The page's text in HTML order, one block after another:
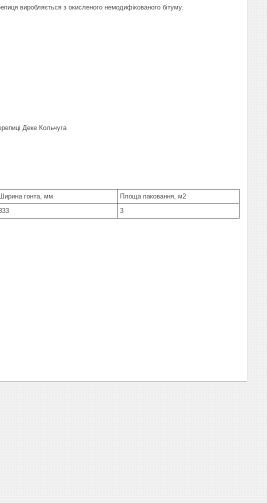
виробляється з окисленого немодифікованого бітуму.
Деке Кольчуга
гонта, мм
Площа паковання, м2
3